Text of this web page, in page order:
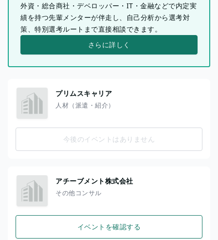
外資・総合商社・デベロッパー・IT・金融などで内定実
績を持つ先輩メンターが伴走し、自己分析から選考対
策、特別選考ルートまで直接相談できます。
さらに詳しく
プリムスキャリア
人材（派遣・紹介）
今後のイベントはありません
アチーブメント株式会社
その他コンサル
イベントを確認する